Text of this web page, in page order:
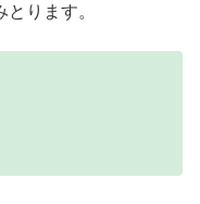
ります。